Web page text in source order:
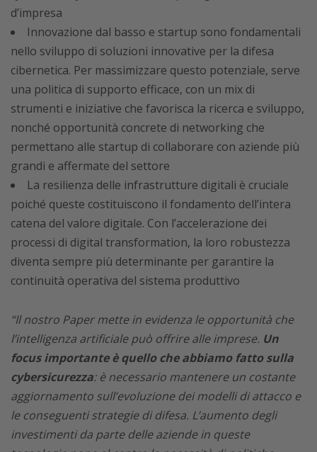
d’impresa
Innovazione dal basso e startup sono fondamentali
nello sviluppo di soluzioni innovative per la difesa
cibernetica. Per massimizzare questo potenziale, serve
una politica di supporto efficace, con un mix di
strumenti e iniziative che favorisca la ricerca e sviluppo,
nonché opportunità concrete di networking che
permettano alle startup di collaborare con aziende più
grandi e affermate del settore
La resilienza delle infrastrutture digitali è cruciale
poiché queste costituiscono il fondamento dell’intera
catena del valore digitale. Con l’accelerazione dei
processi di digital transformation, la loro robustezza
diventa sempre più determinante per garantire la
continuità operativa del sistema produttivo
“Il nostro Paper mette in evidenza le opportunità che
l’intelligenza artificiale può offrire alle imprese. Un
focus importante è quello che abbiamo fatto sulla
cybersicurezza: è necessario mantenere un costante
aggiornamento sull’evoluzione dei modelli di attacco e
le conseguenti strategie di difesa. L’aumento degli
investimenti da parte delle aziende in queste